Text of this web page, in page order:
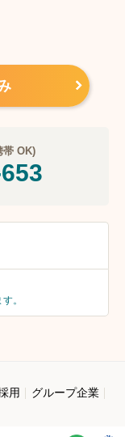
帯 OK)
。
用
グループ企業